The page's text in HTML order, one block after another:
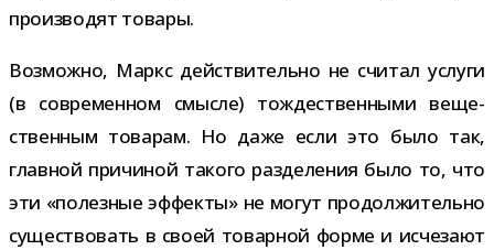
про­из­во­дят товары.
Возможно, Маркс дей­стви­тельно не счи­тал услуги
(в совре­мен­ном смысле) тож­де­ствен­ными веще­
ствен­ным това­рам. Но даже если это было так,
глав­ной при­чи­ной такого раз­де­ле­ния было то, что
эти «полез­ные эффекты» не могут про­дол­жи­тельно
суще­ство­вать в своей товар­ной форме и исче­зают